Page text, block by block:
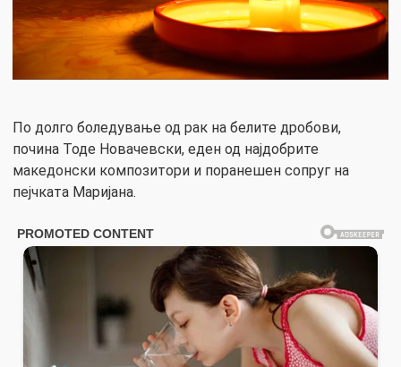
По долго боледување од рак на белите дробови,
почина Тоде Новачевски, еден од најдобрите
македонски композитори и поранешен сопруг на
пејчката Маријана.